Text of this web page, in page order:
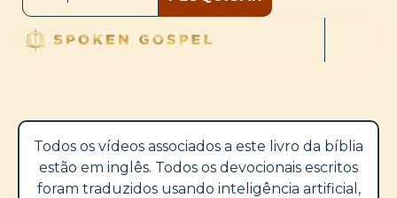
Todos os vídeos associados a este livro da bíblia
estão em inglês. Todos os devocionais escritos
foram traduzidos usando inteligência artificial,